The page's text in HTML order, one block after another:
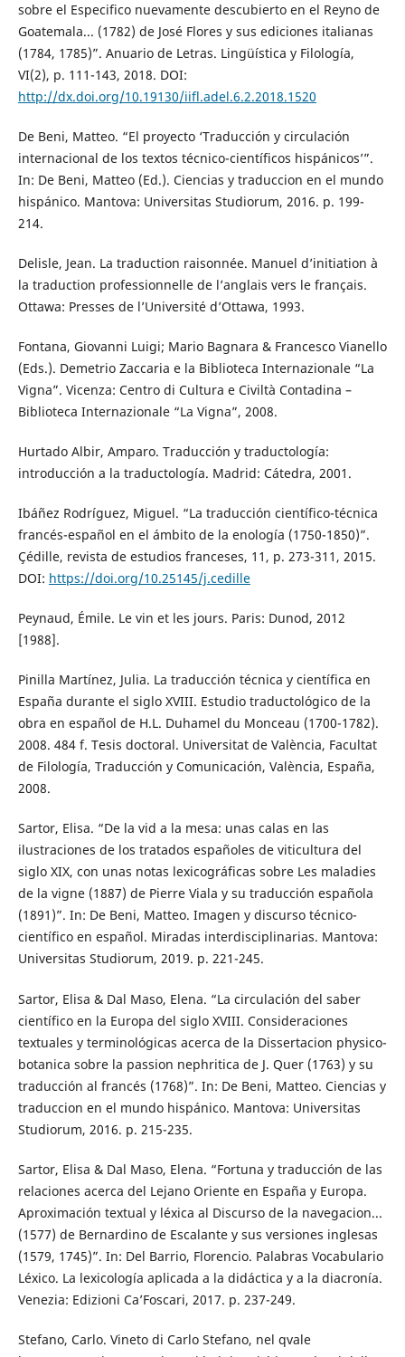
sobre el Especifico nuevamente descubierto en el Reyno de
Goatemala... (1782) de José Flores y sus ediciones italianas
(1784, 1785)”. Anuario de Letras. Lingüística y Filología,
VI(2), p. 111-143, 2018. DOI:
http://dx.doi.org/10.19130/iifl.adel.6.2.2018.1520
De Beni, Matteo. “El proyecto ‘Traducción y circulación
internacional de los textos técnico-científicos hispánicos’”.
In: De Beni, Matteo (Ed.). Ciencias y traduccion en el mundo
hispánico. Mantova: Universitas Studiorum, 2016. p. 199-
214.
Delisle, Jean. La traduction raisonnée. Manuel d’initiation à
la traduction professionnelle de l’anglais vers le français.
Ottawa: Presses de l’Université d’Ottawa, 1993.
Fontana, Giovanni Luigi; Mario Bagnara & Francesco Vianello
(Eds.). Demetrio Zaccaria e la Biblioteca Internazionale “La
Vigna”. Vicenza: Centro di Cultura e Civiltà Contadina –
Biblioteca Internazionale “La Vigna”, 2008.
Hurtado Albir, Amparo. Traducción y traductología:
introducción a la traductología. Madrid: Cátedra, 2001.
Ibáñez Rodríguez, Miguel. “La traducción científico-técnica
francés-español en el ámbito de la enología (1750-1850)”.
Çédille, revista de estudios franceses, 11, p. 273-311, 2015.
DOI: https://doi.org/10.25145/j.cedille
Peynaud, Émile. Le vin et les jours. Paris: Dunod, 2012
[1988].
Pinilla Martínez, Julia. La traducción técnica y científica en
España durante el siglo XVIII. Estudio traductológico de la
obra en español de H.L. Duhamel du Monceau (1700-1782).
2008. 484 f. Tesis doctoral. Universitat de València, Facultat
de Filología, Traducción y Comunicación, València, España,
2008.
Sartor, Elisa. “De la vid a la mesa: unas calas en las
ilustraciones de los tratados españoles de viticultura del
siglo XIX, con unas notas lexicográficas sobre Les maladies
de la vigne (1887) de Pierre Viala y su traducción española
(1891)”. In: De Beni, Matteo. Imagen y discurso técnico-
científico en español. Miradas interdisciplinarias. Mantova:
Universitas Studiorum, 2019. p. 221-245.
Sartor, Elisa & Dal Maso, Elena. “La circulación del saber
científico en la Europa del siglo XVIII. Consideraciones
textuales y terminológicas acerca de la Dissertacion physico-
botanica sobre la passion nephritica de J. Quer (1763) y su
traducción al francés (1768)”. In: De Beni, Matteo. Ciencias y
traduccion en el mundo hispánico. Mantova: Universitas
Studiorum, 2016. p. 215-235.
Sartor, Elisa & Dal Maso, Elena. “Fortuna y traducción de las
relaciones acerca del Lejano Oriente en España y Europa.
Aproximación textual y léxica al Discurso de la navegacion...
(1577) de Bernardino de Escalante y sus versiones inglesas
(1579, 1745)”. In: Del Barrio, Florencio. Palabras Vocabulario
Léxico. La lexicología aplicada a la didáctica y a la diacronía.
Venezia: Edizioni Ca’Foscari, 2017. p. 237-249.
Stefano, Carlo. Vineto di Carlo Stefano, nel qvale